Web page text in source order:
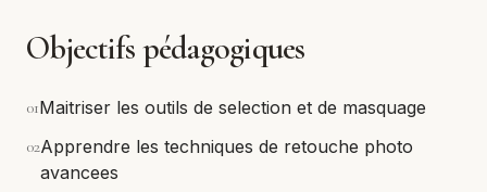
Objectifs pédagogiques
01Maitriser les outils de selection et de masquage
02Apprendre les techniques de retouche photo
avancees